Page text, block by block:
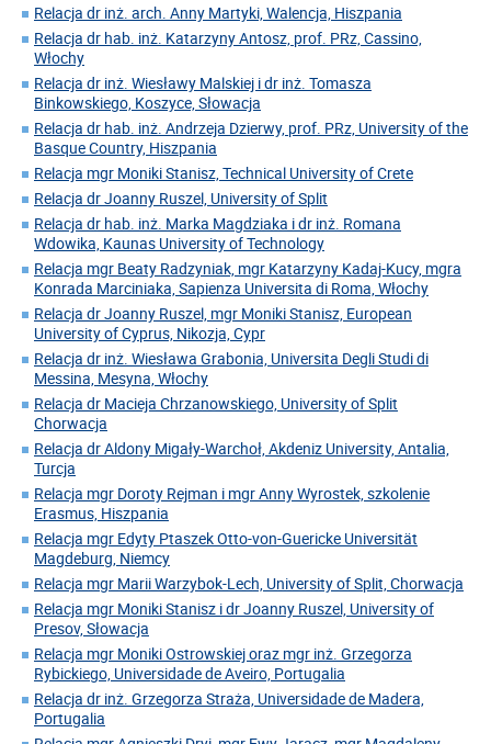
Relacja dr inż. arch. Anny Martyki, Walencja, Hiszpania
Relacja dr hab. inż. Katarzyny Antosz, prof. PRz, Cassino,
Włochy
Relacja dr inż. Wiesławy Malskiej i dr inż. Tomasza
Binkowskiego, Koszyce, Słowacja
Relacja dr hab. inż. Andrzeja Dzierwy, prof. PRz, University of the
Basque Country, Hiszpania
Relacja mgr Moniki Stanisz, Technical University of Crete
Relacja dr Joanny Ruszel, University of Split
Relacja dr hab. inż. Marka Magdziaka i dr inż. Romana
Wdowika, Kaunas University of Technology
Relacja mgr Beaty Radzyniak, mgr Katarzyny Kadaj-Kucy, mgra
Konrada Marciniaka, Sapienza Universita di Roma, Włochy
Relacja dr Joanny Ruszel, mgr Moniki Stanisz, European
University of Cyprus, Nikozja, Cypr
Relacja dr inż. Wiesława Grabonia, Universita Degli Studi di
Messina, Mesyna, Włochy
Relacja dr Macieja Chrzanowskiego, University of Split
Chorwacja
Relacja dr Aldony Migały-Warchoł, Akdeniz University, Antalia,
Turcja
Relacja mgr Doroty Rejman i mgr Anny Wyrostek, szkolenie
Erasmus, Hiszpania
Relacja mgr Edyty Ptaszek Otto-von-Guericke Universität
Magdeburg, Niemcy
Relacja mgr Marii Warzybok-Lech, University of Split, Chorwacja
Relacja mgr Moniki Stanisz i dr Joanny Ruszel, University of
Presov, Słowacja
Relacja mgr Moniki Ostrowskiej oraz mgr inż. Grzegorza
Rybickiego, Universidade de Aveiro, Portugalia
Relacja dr inż. Grzegorza Straża, Universidade de Madera,
Portugalia